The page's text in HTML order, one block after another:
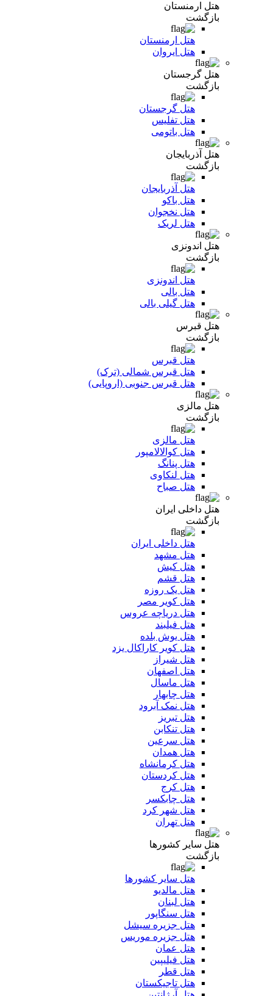
هتل ارمنستان
بازگشت
هتل ارمنستان
هتل ایروان
هتل گرجستان
بازگشت
هتل گرجستان
هتل تفلیس
هتل باتومی
هتل آذربایجان
بازگشت
هتل آذربایجان
هتل باکو
هتل نخجوان
هتل لریک
هتل اندونزی
بازگشت
هتل اندونزی
هتل بالی
هتل گیلی بالی
هتل قبرس
بازگشت
هتل قبرس
هتل قبرس شمالی (ترک)
هتل قبرس جنوبی (اروپایی)
هتل مالزی
بازگشت
هتل مالزی
هتل کوالالامپور
هتل پنانگ
هتل لنکاوی
هتل صباح
هتل داخلی ایران
بازگشت
هتل داخلی ایران
هتل مشهد
هتل کیش
هتل قشم
هتل یک روزه
هتل کویر مصر
هتل دریاچه عروس
هتل فیلبند
هتل یوش بلده
هتل کویر کاراکال یزد
هتل شیراز
هتل اصفهان
هتل ماسال
هتل چابهار
هتل نمک آبرود
هتل تبریز
هتل تنکابن
هتل سرعین
هتل همدان
هتل کرمانشاه
هتل کردستان
هتل کرج
هتل چابکسر
هتل شهر کرد
هتل تهران
هتل سایر کشورها
بازگشت
هتل سایر کشورها
هتل مالدیو
هتل لبنان
هتل سنگاپور
هتل جزیره سیشل
هتل جزیره موریس
هتل عمان
هتل فیلیپین
هتل قطر
هتل تاجیکستان